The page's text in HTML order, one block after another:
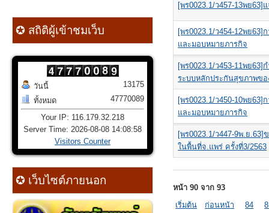
✪ สถิติผู้เข้าชมเว็บ
วันนี้
ทั้งหมด
13175
47770089
Your IP: 116.179.32.218
Server Time: 2026-08-08 14:08:58
Visitors Counter
✪ เว็บไซต์ภายนอก
[พร0023.1/ว457-13พย
[พร0023.1/ว454-12พย
และมอบหมายภารกิจ
[พร0023.1/ว453-11พย
ระบบหลักประกันสุขภาพข
[พร0023.1/ว450-10พย
และมอบหมายภารกิจ
[พร0023.1/ว447-9พ.ย
ในพื้นที่จ.แพร่ ครั้งที่3/2563
หน้า 90 จาก 93
เริ่มต้น
ก่อนหน้า 84